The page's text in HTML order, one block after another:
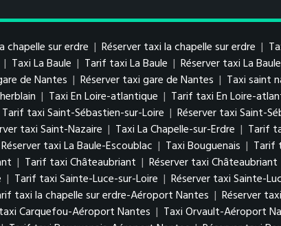
chapelle sur erdre | Réserver taxi la chapelle sur erdre |
| Taxi La Baule | Tarif taxi La Baule | Réserver taxi La Baule
de Nantes | Réserver taxi gare de Nantes | Taxi saint
| Taxi En Loire-atlantique | Tarif taxi En Loire-
Tarif taxi Saint-Sébastien-sur-Loire | Réserver taxi Saint-
taxi Saint-Nazaire | Taxi La Chapelle-sur-Erdre | Tarif
Réserver taxi La Baule-Escoublac | Taxi Bouguenais | Tarif
| Tarif taxi Châteaubriant | Réserver taxi Châteaubriant
| Tarif taxi Sainte-Luce-sur-Loire | Réserver taxi Sainte-
taxi la chapelle sur erdre-Aéroport Nantes | Réserver
Carquefou-Aéroport Nantes | Taxi Orvault-Aéroport